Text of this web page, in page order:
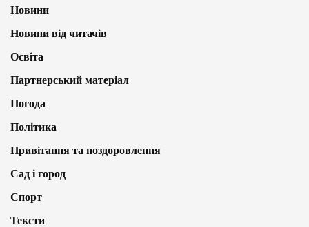
Новини
Новини від читачів
Освіта
Партнерський матеріал
Погода
Політика
Привітання та поздоровлення
Сад і город
Спорт
Тексти